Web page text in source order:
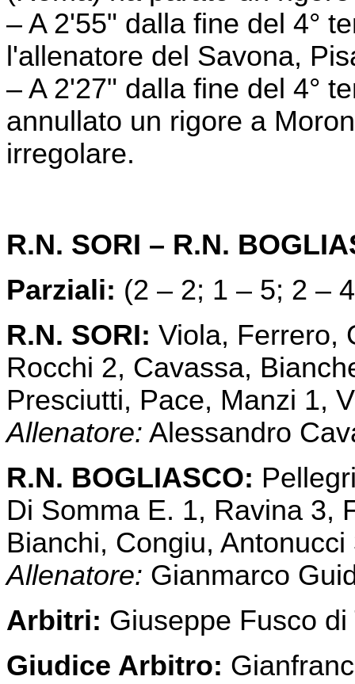
– A 2'55" dalla fine del 4°
l'allenatore del Savona,
– A 2'27" dalla fine del 4°
annullato un rigore a
irregolare.
R.N. SORI – R.N.
Parziali: (2 – 2; 1 – 5; 2 –
R.N. SORI: Viola, Ferrero,
Rocchi 2, Cavassa,
Presciutti, Pace, Manzi 1,
Allenatore: Alessandro
R.N. BOGLIASCO:
Di Somma E. 1, Ravina 3,
Bianchi, Congiu,
Allenatore: Gianmarco
Arbitri: Giuseppe Fusco di
Giudice Arbitro: